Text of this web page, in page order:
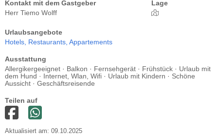
Kontakt mit dem Gastgeber
Herr Tiemo Wolff
Lage
Urlaubsangebote
Hotels, Restaurants, Appartements
Ausstattung
Allergikergeeignet · Balkon · Fernsehgerät · Frühstück · Urlaub mit
dem Hund · Internet, Wlan, Wifi · Urlaub mit Kindern · Schöne
Aussicht · Geschäftsreisende
Teilen auf
Aktualisiert am: 09.10.2025